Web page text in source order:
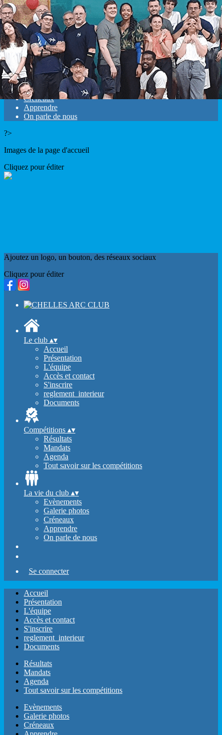
Exporter les lignes sélectionnées
Exporter toutes les colonnes
Exporter uniquement les colonnes affichées
Menu
<
>
Evènements
Galerie photos
Créneaux
Apprendre
On parle de nous
?>
Images de la page d'accueil
Cliquez pour éditer
Ajoutez un logo, un bouton, des réseaux sociaux
Cliquez pour éditer
Le club ▴▾
Accueil
Présentation
L'équipe
Accès et contact
S'inscrire
reglement_interieur
Documents
Compétitions ▴▾
Résultats
Mandats
Agenda
Tout savoir sur les compétitions
La vie du club ▴▾
Evènements
Galerie photos
Créneaux
Apprendre
On parle de nous
Se connecter
Accueil
Présentation
L'équipe
Accès et contact
S'inscrire
reglement_interieur
Documents
Résultats
Mandats
Agenda
Tout savoir sur les compétitions
Evènements
Galerie photos
Créneaux